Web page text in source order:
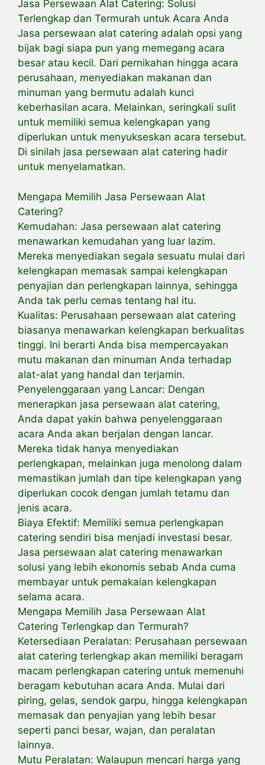
Jasa Persewaan Alat Catering: Solusi
Terlengkap dan Termurah untuk Acara Anda
Jasa persewaan alat catering adalah opsi yang
bijak bagi siapa pun yang memegang acara
besar atau kecil. Dari pernikahan hingga acara
perusahaan, menyediakan makanan dan
minuman yang bermutu adalah kunci
keberhasilan acara. Melainkan, seringkali sulit
untuk memiliki semua kelengkapan yang
diperlukan untuk menyukseskan acara tersebut.
Di sinilah jasa persewaan alat catering hadir
untuk menyelamatkan.
Mengapa Memilih Jasa Persewaan Alat
Catering?
Kemudahan: Jasa persewaan alat catering
menawarkan kemudahan yang luar lazim.
Mereka menyediakan segala sesuatu mulai dari
kelengkapan memasak sampai kelengkapan
penyajian dan perlengkapan lainnya, sehingga
Anda tak perlu cemas tentang hal itu.
Kualitas: Perusahaan persewaan alat catering
biasanya menawarkan kelengkapan berkualitas
tinggi. Ini berarti Anda bisa mempercayakan
mutu makanan dan minuman Anda terhadap
alat-alat yang handal dan terjamin.
Penyelenggaraan yang Lancar: Dengan
menerapkan jasa persewaan alat catering,
Anda dapat yakin bahwa penyelenggaraan
acara Anda akan berjalan dengan lancar.
Mereka tidak hanya menyediakan
perlengkapan, melainkan juga menolong dalam
memastikan jumlah dan tipe kelengkapan yang
diperlukan cocok dengan jumlah tetamu dan
jenis acara.
Biaya Efektif: Memiliki semua perlengkapan
catering sendiri bisa menjadi investasi besar.
Jasa persewaan alat catering menawarkan
solusi yang lebih ekonomis sebab Anda cuma
membayar untuk pemakaian kelengkapan
selama acara.
Mengapa Memilih Jasa Persewaan Alat
Catering Terlengkap dan Termurah?
Ketersediaan Peralatan: Perusahaan persewaan
alat catering terlengkap akan memiliki beragam
macam perlengkapan catering untuk memenuhi
beragam kebutuhan acara Anda. Mulai dari
piring, gelas, sendok garpu, hingga kelengkapan
memasak dan penyajian yang lebih besar
seperti panci besar, wajan, dan peralatan
lainnya.
Mutu Peralatan: Walaupun mencari harga yang